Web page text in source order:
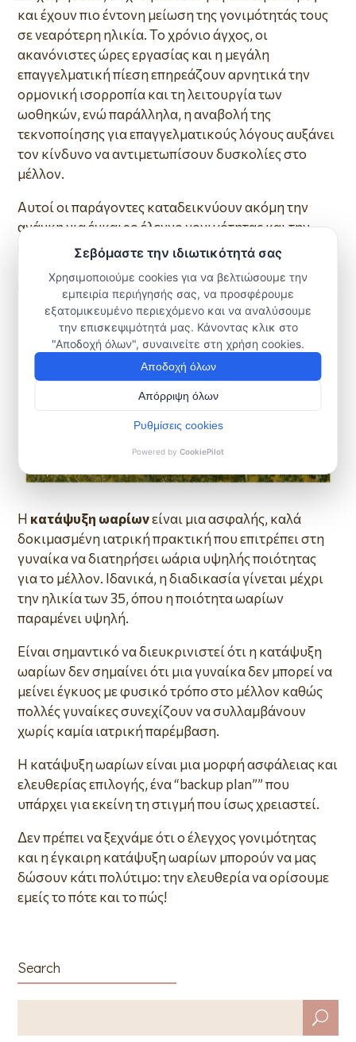
και έχουν πιο έντονη μείωση της γονιμότητάς τους
σε νεαρότερη ηλικία. Το χρόνιο άγχος, οι
ακανόνιστες ώρες εργασίας και η μεγάλη
επαγγελματική πίεση επηρεάζουν αρνητικά την
ορμονική ισορροπία και τη λειτουργία των
ωοθηκών, ενώ παράλληλα, η αναβολή της
τεκνοποίησης για επαγγελματικούς λόγους αυξάνει
τον κίνδυνο να αντιμετωπίσουν δυσκολίες στο
μέλλον.
Αυτοί οι παράγοντες καταδεικνύουν ακόμη την
ανάγκη για έγκαιρο έλεγχο γονιμότητας και την
ενημέρωση σχετικά με τις επιλογές. Εξετάσεις όπως
δώσουν εικόνα της αναπαραγωγικής κατάστασης.
Η κατάψυξη ωαρίωνείναι μια ασφαλής, καλά
δοκιμασμένη ιατρική πρακτική που επιτρέπει στη
γυναίκα να διατηρήσει ωάρια υψηλής ποιότητας
για το μέλλον. Ιδανικά, η διαδικασία γίνεται μέχρι
την ηλικία των 35, όπου η ποιότητα ωαρίων
παραμένει υψηλή.
Είναι σημαντικό να διευκρινιστεί ότι η κατάψυξη
ωαρίων δεν σημαίνει ότι μια γυναίκα δεν μπορεί να
μείνει έγκυος με φυσικό τρόπο στο μέλλον καθώς
πολλές γυναίκες συνεχίζουν να συλλαμβάνουν
χωρίς καμία ιατρική παρέμβαση.
Η κατάψυξη ωαρίων είναι μια μορφή ασφάλειας και
ελευθερίας επιλογής, ένα “backup plan”” που
υπάρχει για εκείνη τη στιγμή που ίσως χρειαστεί.
Δεν πρέπει να ξεχνάμε ότι ο έλεγχος γονιμότητας
και η έγκαιρη κατάψυξη ωαρίων μπορούν να μας
δώσουν κάτι πολύτιμο: την ελευθερία να ορίσουμε
εμείς το πότε και το πώς!
Search